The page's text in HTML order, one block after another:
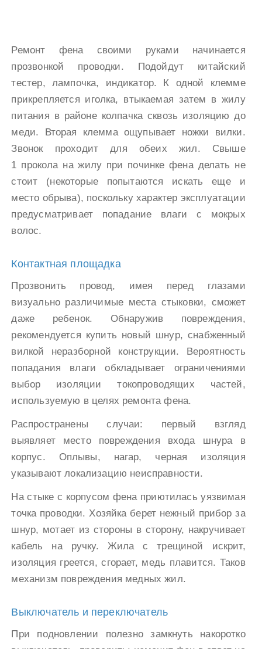
Ремонт фена своими руками начинается
прозвонкой проводки. Подойдут китайский
тестер, лампочка, индикатор. К одной клемме
прикрепляется иголка, втыкаемая затем в жилу
питания в районе колпачка сквозь изоляцию до
меди. Вторая клемма ощупывает ножки вилки.
Звонок проходит для обеих жил. Свыше
1 прокола на жилу при починке фена делать не
стоит (некоторые попытаются искать еще и
место обрыва), поскольку характер эксплуатации
предусматривает попадание влаги с мокрых
волос.
Контактная площадка
Прозвонить провод, имея перед глазами
визуально различимые места стыковки, сможет
даже ребенок. Обнаружив повреждения,
рекомендуется купить новый шнур, снабженный
вилкой неразборной конструкции. Вероятность
попадания влаги обкладывает ограничениями
выбор изоляции токопроводящих частей,
используемую в целях ремонта фена.
Распространены случаи: первый взгляд
выявляет место повреждения входа шнура в
корпус. Оплывы, нагар, черная изоляция
указывают локализацию неисправности.
На стыке с корпусом фена приютилась уязвимая
точка проводки. Хозяйка берет нежный прибор за
шнур, мотает из стороны в сторону, накручивает
кабель на ручку. Жила с трещиной искрит,
изоляция греется, сгорает, медь плавится. Таков
механизм повреждения медных жил.
Выключатель и переключатель
При подновлении полезно замкнуть накоротко